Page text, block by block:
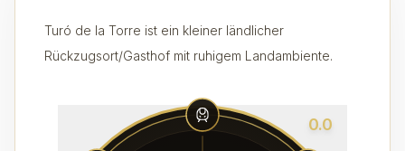
Turó de la Torre ist ein kleiner ländlicher
Rückzugsort/Gasthof mit ruhigem Landambiente.
0.0